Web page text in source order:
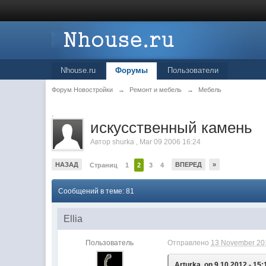
Nhouse.ru Форумы Пользователи
Форум Новостройки → Ремонт и мебель → Мебель
.
искусственный камень
Авторshurka , Mar 09 2006 16:24
НАЗАД Страниц 1 2 3 4 ВПЕРЕД »
Сообщений в теме: 81
Ellia
Пользователь Отправлено 13 November